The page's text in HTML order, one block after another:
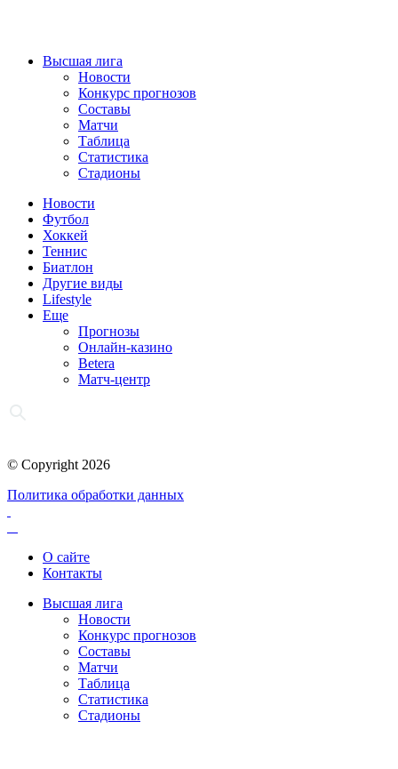
Высшая лига
Новости
Конкурс прогнозов
Составы
Матчи
Таблица
Статистика
Стадионы
Новости
Футбол
Хоккей
Теннис
Биатлон
Другие виды
Lifestyle
Еще
Прогнозы
Онлайн-казино
Betera
Матч-центр
© Copyright 2026
Политика обработки данных
О сайте
Контакты
Высшая лига
Новости
Конкурс прогнозов
Составы
Матчи
Таблица
Статистика
Стадионы